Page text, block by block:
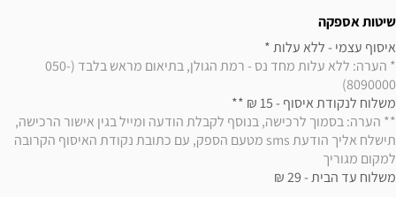
שיטות אספקה
איסוף עצמי - ללא עלות *
* הערה: ללא עלות מחד נס - רמת הגולן, בתיאום מראש בלבד (050-
8090000)
משלוח לנקודת איסוף - 15 ₪ **
למקום מגוריך
משלוח עד הבית - 29 ₪